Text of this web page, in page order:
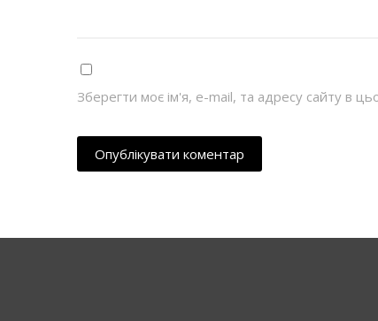
Зберегти моє ім'я, e-mail, та адресу сайту в